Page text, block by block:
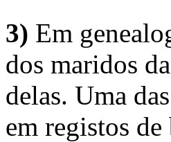
3) Em
dos maridos
delas. Uma
em registos